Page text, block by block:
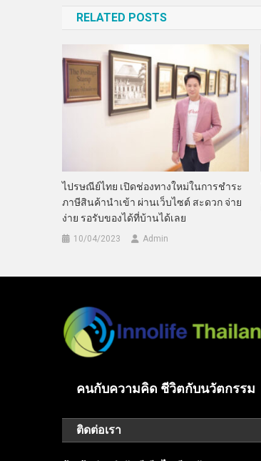
RELATED POSTS
ไปรษณีย์ไทย เปิดช่องทางใหม่ในการชำระ
ภาษีสินค้านำเข้า ผ่านเว็บไซต์ สะดวก จ่าย
ง่าย รอรับของได้ที่บ้านได้เลย
10/04/2023 Admin
คนกับความคิด ชีวิตกับนวัตกรรม
ติดต่อเรา